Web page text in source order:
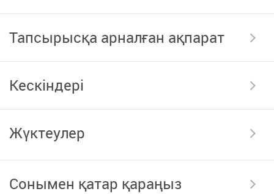
Тапсырысқа арналған ақпарат
Кескіндері
Жүктеулер
Сонымен қатар қараңыз